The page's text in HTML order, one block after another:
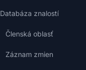
Databáza znalostí
Členská oblasť
Záznam zmien